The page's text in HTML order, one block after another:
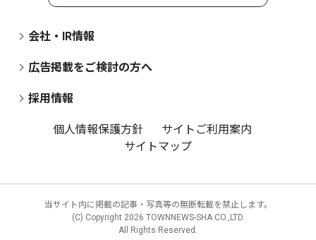
会社・IR情報
広告掲載をご検討の方へ
採用情報
個人情報保護方針
サイトご利用案内
サイトマップ
当サイト内に掲載の記事・写真等の無断転載を禁止します。
(C) Copyright 2026 TOWNNEWS-SHA CO.,LTD.
All Rights Reserved.